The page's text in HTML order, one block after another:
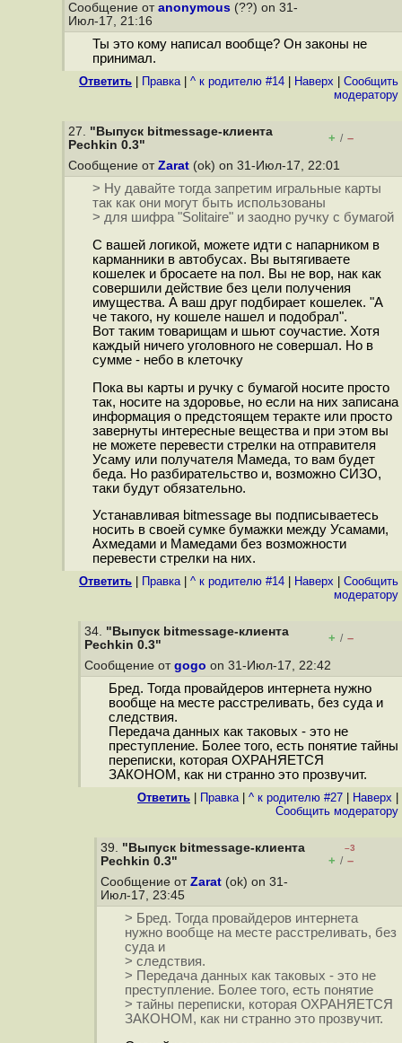
Сообщение от anonymous (??) on 31-
Июл-17, 21:16
Ты это кому написал вообще? Он законы не
принимал.
Ответить Правка| ^ к родителю #14 Наверх
Cообщить
модератору
27. "Выпуск bitmessage-клиента
Pechkin 0.3"
+ / –
Сообщение от Zarat (ok) on 31-Июл-17, 22:01
> Ну давайте тогда запретим игральные карты
так как они могут быть использованы
> для шифра "Solitaire" и заодно ручку с бумагой
С вашей логикой, можете идти с напарником в
карманники в автобусах. Вы вытягиваете
кошелек и бросаете на пол. Вы не вор, нак как
совершили действие без цели получения
имущества. А ваш друг подбирает кошелек. "А
че такого, ну кошеле нашел и подобрал".
Вот таким товарищам и шьют соучастие. Хотя
каждый ничего уголовного не совершал. Но в
сумме - небо в клеточку
Пока вы карты и ручку с бумагой носите просто
так, носите на здоровье, но если на них записана
информация о предстоящем теракте или просто
завернуты интересные вещества и при этом вы
не можете перевести стрелки на отправителя
Усаму или получателя Мамеда, то вам будет
беда. Но разбирательство и, возможно СИЗО,
таки будут обязательно.
Устанавливая bitmessage вы подписываетесь
носить в своей сумке бумажки между Усамами,
Ахмедами и Мамедами без возможности
перевести стрелки на них.
Ответить Правка| ^ к родителю #14 Наверх
Cообщить
модератору
34. "Выпуск bitmessage-клиента
Pechkin 0.3"
+ / –
Сообщение от gogo on 31-Июл-17, 22:42
Бред. Тогда провайдеров интернета нужно
вообще на месте расстреливать, без суда и
следствия.
Передача данных как таковых - это не
преступление. Более того, есть понятие тайны
переписки, которая ОХРАНЯЕТСЯ
ЗАКОНОМ, как ни странно это прозвучит.
Ответить Правка| ^ к родителю #27 Наверх
Cообщить модератору
39. "Выпуск bitmessage-клиента
Pechkin 0.3"
–3
+ / –
Сообщение от Zarat (ok) on 31-
Июл-17, 23:45
> Бред. Тогда провайдеров интернета
нужно вообще на месте расстреливать, без
суда и
> следствия.
> Передача данных как таковых - это не
преступление. Более того, есть понятие
> тайны переписки, которая ОХРАНЯЕТСЯ
ЗАКОНОМ, как ни странно это прозвучит.